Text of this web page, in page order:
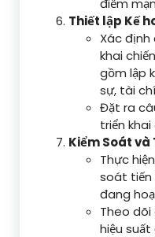
điểm
Thiết lập Kế
Xác
khai
gồm lập
sự, tài
Đặt ra
triển khai
Kiểm Soát và
Thực
soát tiến
đang
Theo
hiệu